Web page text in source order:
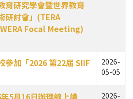
育研究學會暨世界教育
研討會」(TERA
Focal Meeting)
參加「2026 第22屆 SIIF
2026-
05-05
5月16日辦理線上講
2026-